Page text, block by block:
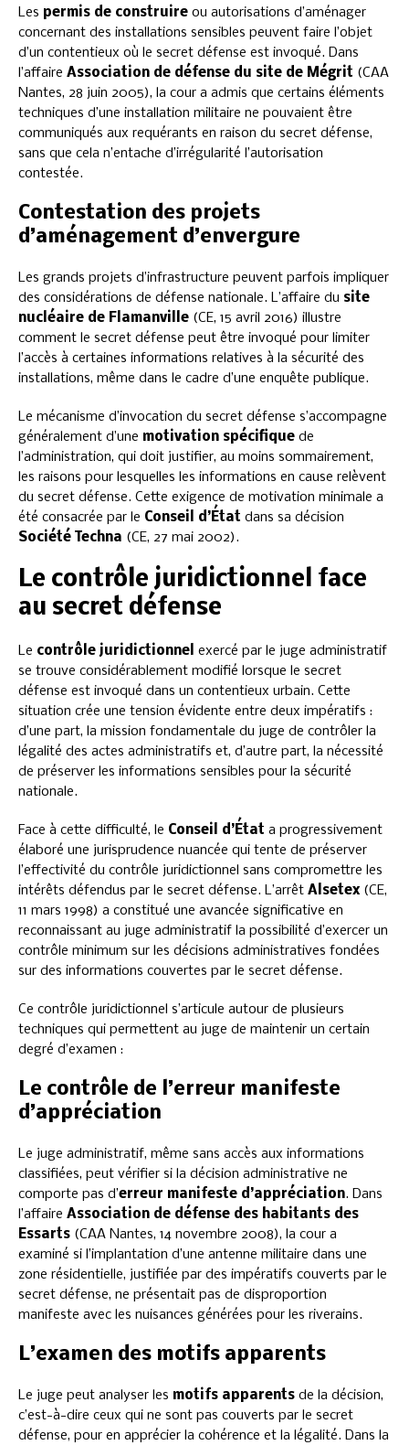
Les permis de construire ou autorisations d’aménager
concernant des installations sensibles peuvent faire l’objet
d’un contentieux où le secret défense est invoqué. Dans
l’affaire Association de défense du site de Mégrit (CAA
Nantes, 28 juin 2005), la cour a admis que certains éléments
techniques d’une installation militaire ne pouvaient être
communiqués aux requérants en raison du secret défense,
sans que cela n’entache d’irrégularité l’autorisation
contestée.
Contestation des projets
d’aménagement d’envergure
Les grands projets d’infrastructure peuvent parfois impliquer
des considérations de défense nationale. L’affaire du site
nucléaire de Flamanville (CE, 15 avril 2016) illustre
comment le secret défense peut être invoqué pour limiter
l’accès à certaines informations relatives à la sécurité des
installations, même dans le cadre d’une enquête publique.
Le mécanisme d’invocation du secret défense s’accompagne
généralement d’une motivation spécifique de
l’administration, qui doit justifier, au moins sommairement,
les raisons pour lesquelles les informations en cause relèvent
du secret défense. Cette exigence de motivation minimale a
été consacrée par le Conseil d’État dans sa décision
Société Techna (CE, 27 mai 2002).
Le contrôle juridictionnel face
au secret défense
Le contrôle juridictionnel exercé par le juge administratif
se trouve considérablement modifié lorsque le secret
défense est invoqué dans un contentieux urbain. Cette
situation crée une tension évidente entre deux impératifs :
d’une part, la mission fondamentale du juge de contrôler la
légalité des actes administratifs et, d’autre part, la nécessité
de préserver les informations sensibles pour la sécurité
nationale.
Face à cette difficulté, le Conseil d’État a progressivement
élaboré une jurisprudence nuancée qui tente de préserver
l’effectivité du contrôle juridictionnel sans compromettre les
intérêts défendus par le secret défense. L’arrêt Alsetex (CE,
11 mars 1998) a constitué une avancée significative en
reconnaissant au juge administratif la possibilité d’exercer un
contrôle minimum sur les décisions administratives fondées
sur des informations couvertes par le secret défense.
Ce contrôle juridictionnel s’articule autour de plusieurs
techniques qui permettent au juge de maintenir un certain
degré d’examen :
Le contrôle de l’erreur manifeste
d’appréciation
Le juge administratif, même sans accès aux informations
classifiées, peut vérifier si la décision administrative ne
comporte pas d’erreur manifeste d’appréciation. Dans
l’affaire Association de défense des habitants des
Essarts (CAA Nantes, 14 novembre 2008), la cour a
examiné si l’implantation d’une antenne militaire dans une
zone résidentielle, justifiée par des impératifs couverts par le
secret défense, ne présentait pas de disproportion
manifeste avec les nuisances générées pour les riverains.
L’examen des motifs apparents
Le juge peut analyser les motifs apparents de la décision,
c’est-à-dire ceux qui ne sont pas couverts par le secret
défense, pour en apprécier la cohérence et la légalité. Dans la